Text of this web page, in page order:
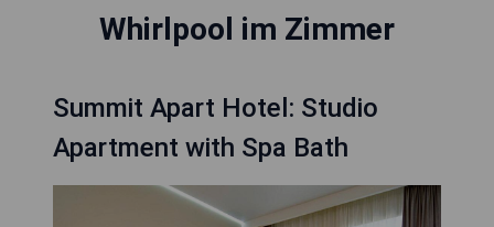
Whirlpool im Zimmer
Summit Apart Hotel: Studio
Apartment with Spa Bath